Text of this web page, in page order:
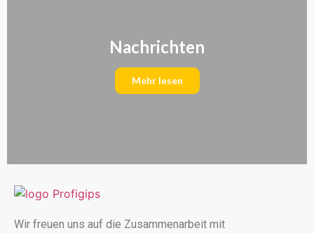
Nachrichten
Mehr lesen
Wir freuen uns auf die Zusammenarbeit mit